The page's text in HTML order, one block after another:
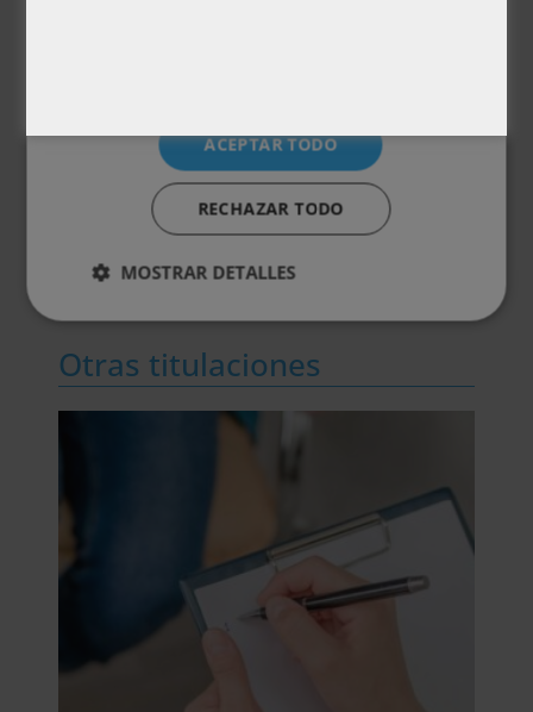
Certificación
Temario
Valoraciones (0)
Otras titulaciones
ACEPTAR TODO
RECHAZAR TODO
MOSTRAR DETALLES